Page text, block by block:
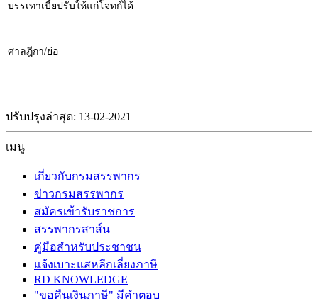
บรรเทาเบี้ยปรับให้แก่โจทก์ได้
ศาลฎีกา/ย่อ
ปรับปรุงล่าสุด: 13-02-2021
เมนู
เกี่ยวกับกรมสรรพากร
ข่าวกรมสรรพากร
สมัครเข้ารับราชการ
สรรพากรสาส์น
คู่มือสำหรับประชาชน
แจ้งเบาะแสหลีกเลี่ยงภาษี
RD KNOWLEDGE
"ขอคืนเงินภาษี" มีคำตอบ